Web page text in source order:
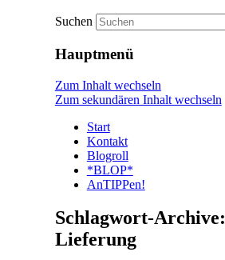
Suchen
Hauptmenü
Zum Inhalt wechseln
Zum sekundären Inhalt wechseln
Start
Kontakt
Blogroll
*BLOP*
AnTIPPen!
Schlagwort-Archive:
Lieferung